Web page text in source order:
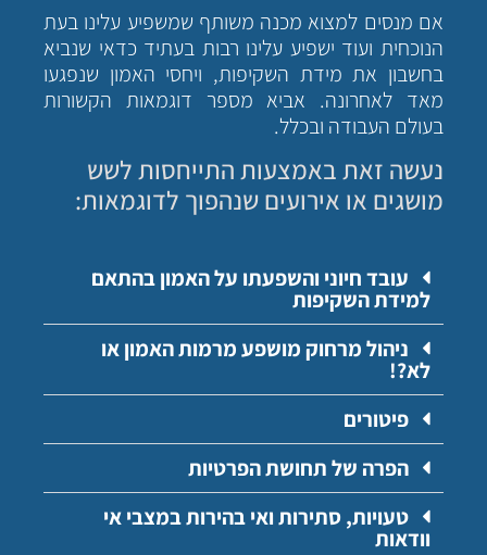
אם מנסים למצוא מכנה משותף שמשפיע עלינו בעת
הנוכחית ועוד ישפיע עלינו רבות בעתיד כדאי שנביא
בחשבון את מידת השקיפות, ויחסי האמון שנפגעו
מאד לאחרונה. אביא מספר דוגמאות הקשורות
בעולם העבודה ובכלל.
נעשה זאת באמצעות התייחסות לשש
מושגים או אירועים שנהפוך לדוגמאות:
עובד חיוני והשפעתו על האמון בהתאם
למידת השקיפות
ניהול מרחוק מושפע מרמות האמון או
לא?!
פיטורים
הפרה של תחושת הפרטיות
טעויות, סתירות ואי בהירות במצבי אי
וודאות